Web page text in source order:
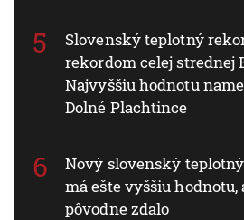
Slovenský teplotný
rekordom celej strednej
Najvyššiu hodnotu
Dolné Plachtince
Nový slovenský
má ešte vyššiu hodnotu,
pôvodne zdalo